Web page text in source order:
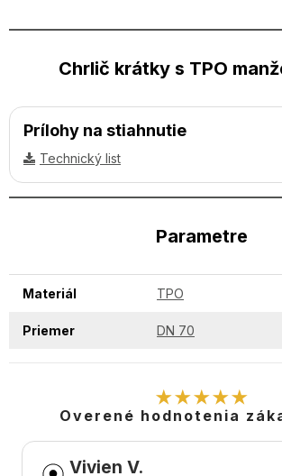
Chrlič krátky s TPO
Prílohy na stiahnutie
Technický list
Parametre
Materiál TPO
Priemer DN 70
★★★★★
Overené hodnotenia
Vivien V.